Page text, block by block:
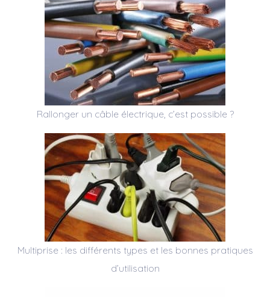
Rallonger un câble électrique, c’est possible ?
Multiprise : les différents types et les bonnes pratiques
d’utilisation